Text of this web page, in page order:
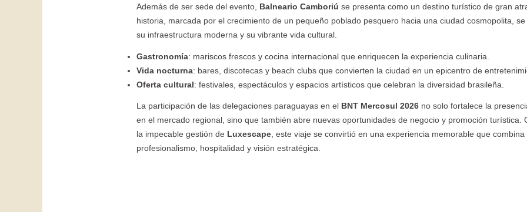
Además de ser sede del evento, Balneario Camboriú se presenta como un destino turístico de gran
historia, marcada por el crecimiento de un pequeño poblado pesquero hacia una ciudad cosmopolita,
su infraestructura moderna y su vibrante vida cultural.
Gastronomía: mariscos frescos y cocina internacional que enriquecen la experiencia culinaria.
Vida nocturna: bares, discotecas y beach clubs que convierten la ciudad en un epicentro de
Oferta cultural: festivales, espectáculos y espacios artísticos que celebran la diversidad brasileña.
La participación de las delegaciones paraguayas en el BNT Mercosul 2026no solo fortalece la
en el mercado regional, sino que también abre nuevas oportunidades de negocio y promoción turística.
la impecable gestión de Luxescape, este viaje se convirtió en una experiencia memorable que combina
profesionalismo, hospitalidad y visión estratégica.